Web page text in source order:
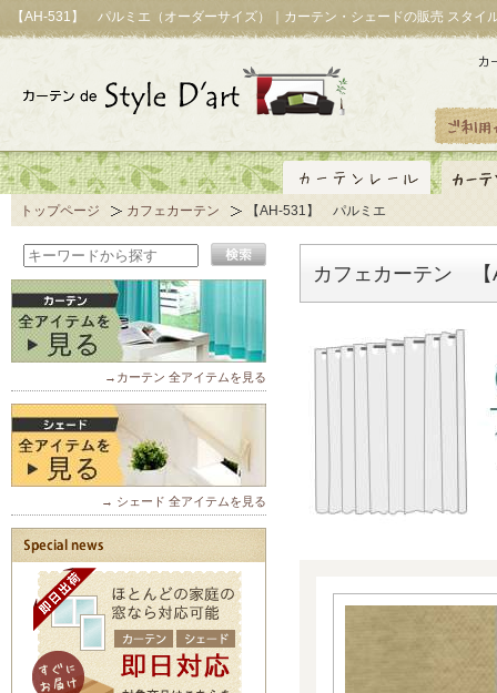
【AH-531】 パルミエ（オーダーサイズ）｜カーテン・シェードの販売 スタイ
トップページ カフェカーテン 【AH-531】 パルミエ
カフェカーテン
→カーテン 全アイテムを見る
→ シェード 全アイテムを見る